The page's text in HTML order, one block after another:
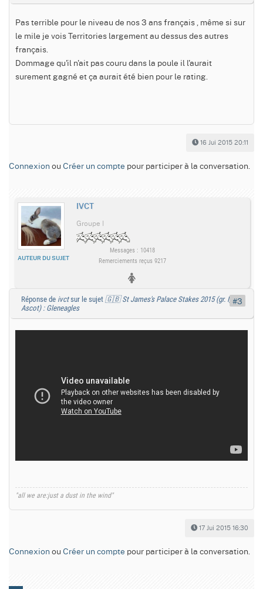
Pas terrible pour le niveau de nos 3 ans français , même si sur
le mile je vois Territories largement au dessus des autres
français.
Dommage qu'il n'ait pas couru dans la poule il l'aurait
surement gagné et ça aurait été bien pour le rating.
16 Jui 2015 20:11
Connexion ou Créer un compte pour participer à la conversation.
IVCT
AUTEUR DU SUJET
Groupe I
Messages : 10418
Remerciements reçus 9217
Réponse de ivctsur le sujet 🇬🇧 St James's Palace Stakes 2015 (gr. I,
Ascot) : Gleneagles
"all we are:just a dust in the wind"
17 Jui 2015 16:30
#3
Connexion ou Créer un compte pour participer à la conversation.